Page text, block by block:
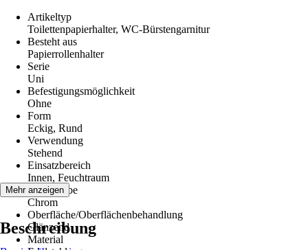
Artikeltyp
Toilettenpapierhalter, WC-Bürstengarnitur
Besteht aus
Papierrollenhalter
Serie
Uni
Befestigungsmöglichkeit
Ohne
Form
Eckig, Rund
Verwendung
Stehend
Einsatzbereich
Innen, Feuchtraum
Grundfarbe
Chrom
Oberfläche/Oberflächenbehandlung
Glänzend
Material
Mehr anzeigen
Beschreibung